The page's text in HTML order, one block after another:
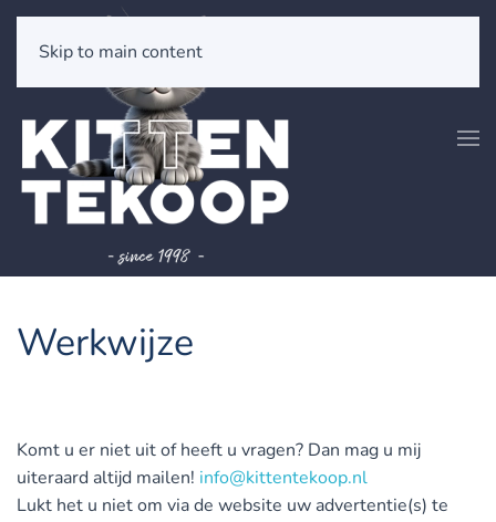
Skip to main content
Werkwijze
Komt u er niet uit of heeft u vragen? Dan mag u mij
uiteraard altijd mailen! info@kittentekoop.nl
Lukt het u niet om via de website uw advertentie(s) te